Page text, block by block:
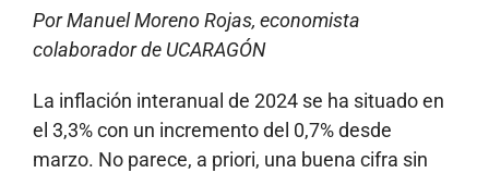
Por Manuel Moreno Rojas, economista
colaborador de UCARAGÓN
La inflación interanual de 2024 se ha situado en
el 3,3% con un incremento del 0,7% desde
marzo. No parece, a priori, una buena cifra sin